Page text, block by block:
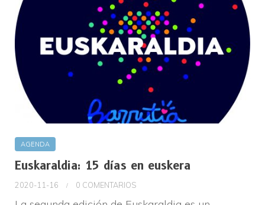
AGENDA
Euskaraldia: 15 días en euskera
2020-11-16 0 COMENTARIOS